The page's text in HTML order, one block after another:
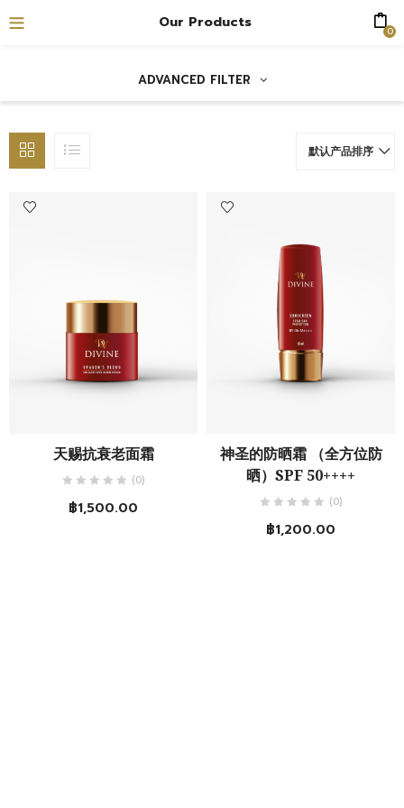
Our Products 0
ADVANCED FILTER
默认产品排序
天赐抗衰老面霜
(0)
฿1,500.00
神圣的防晒霜 （全方位防
晒）SPF 50++++
(0)
฿1,200.00